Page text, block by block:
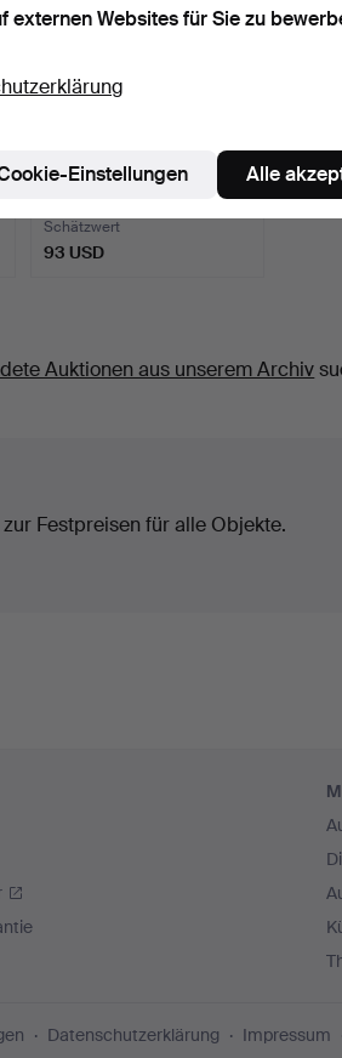
Wandskulptur '' Foss…
Schätzwert
93 USD
Auktionen aus unserem Archiv
Festpreisen für alle Objekte.
Datenschutzerklärung Impressum
externen Websites für Sie zu
Einstellungen Alle